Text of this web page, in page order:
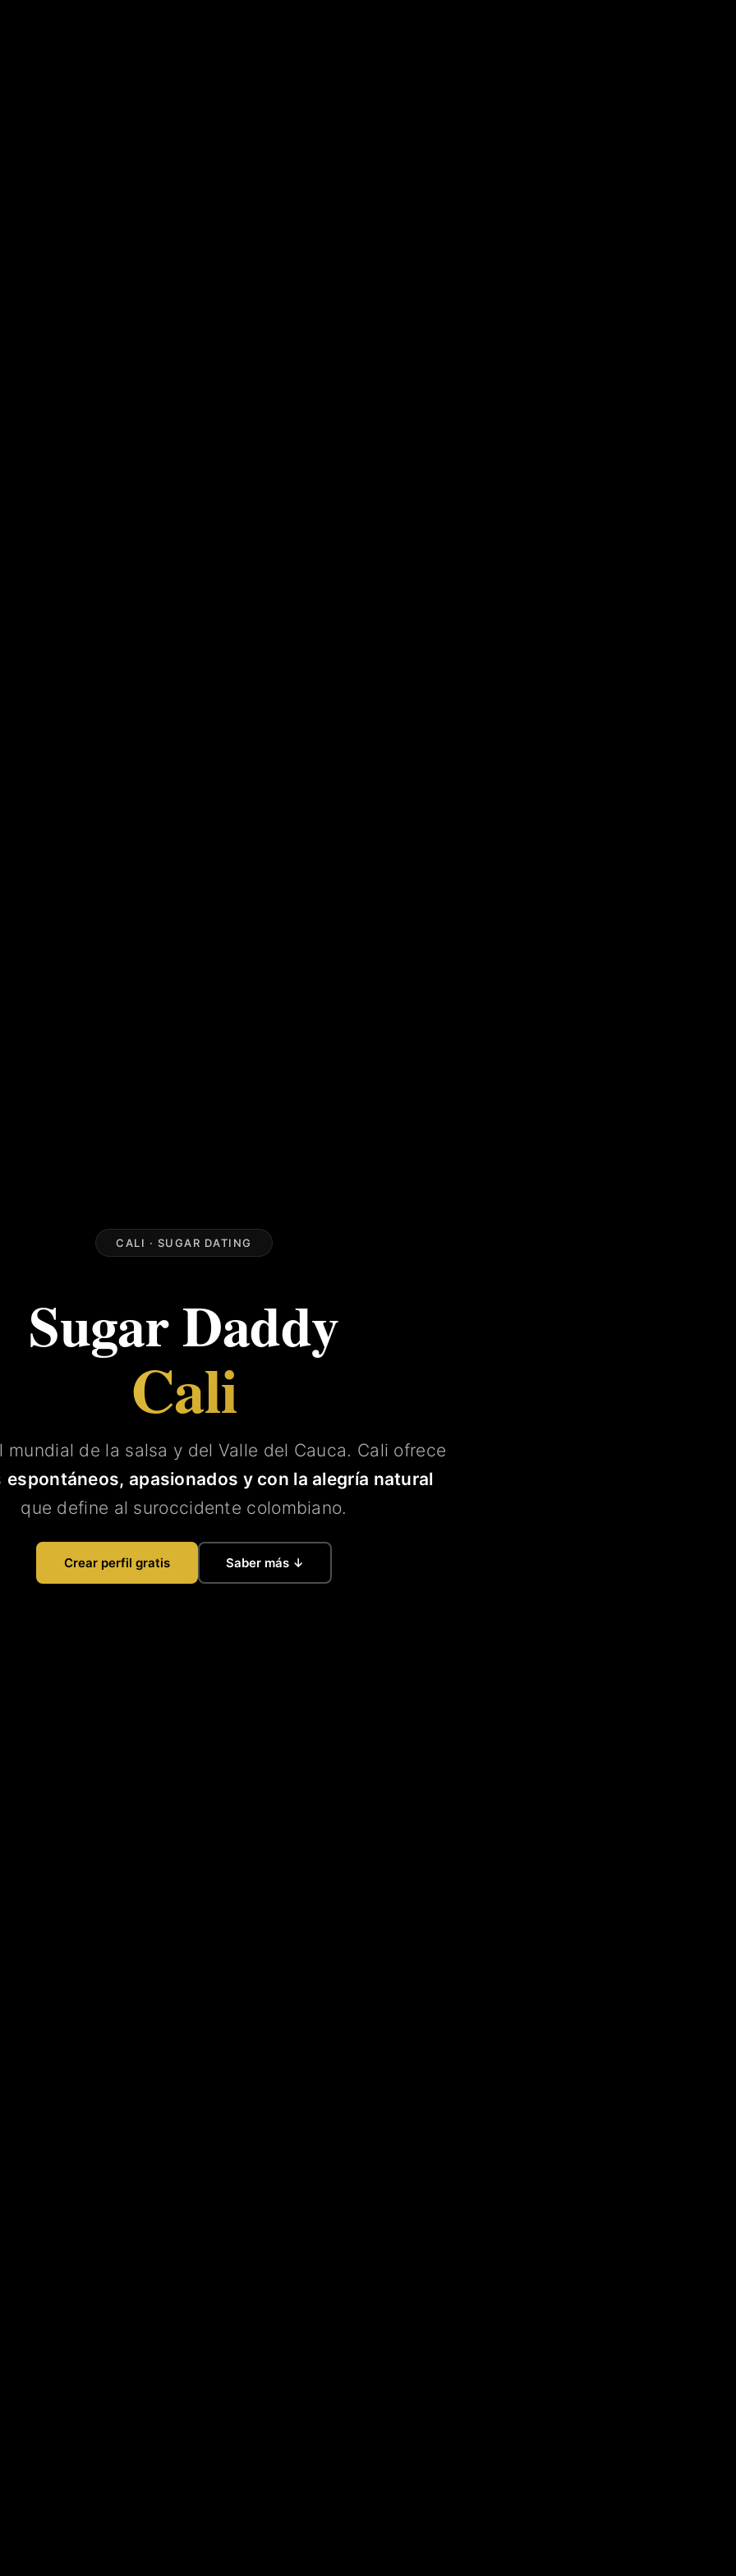
CALI · SUGAR DATING
Sugar Daddy
Cali
mundial de la salsa y del Valle del Cauca. Cali ofrece
espontáneos, apasionados y con la alegría natural
que define al suroccidente colombiano.
Crear perfil gratis Saber más ↓